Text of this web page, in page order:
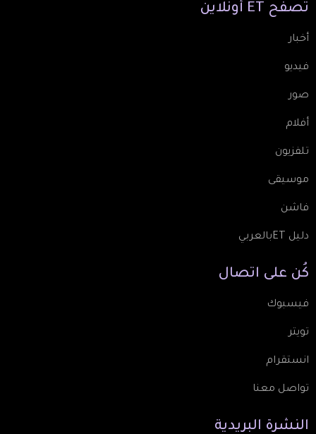
تصفّح ET أونلاين
أخبار
فيديو
صور
أفلام
تلفزيون
موسيقى
فاشن
دليل ETبالعربي
كُن على اتصال
فيسبوك
تويتر
انستقرام
تواصل معنا
النشرة البريدية